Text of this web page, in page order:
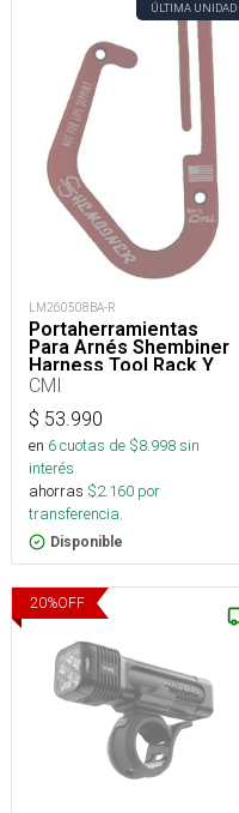
ÚLTIMA UNIDAD
LM260508BA-R
Portaherramientas
Para Arnés Shembiner
Harness Tool Rack Y
Arborismo
CMI
$ 53.990
en 6cuotas de $8.998sin
interés
ahorras $2.160 por
transferencia.
Disponible
20%OFF